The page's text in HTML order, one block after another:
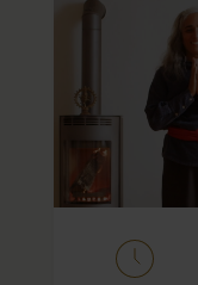
Freie,
In dieser
Wirbelsäule